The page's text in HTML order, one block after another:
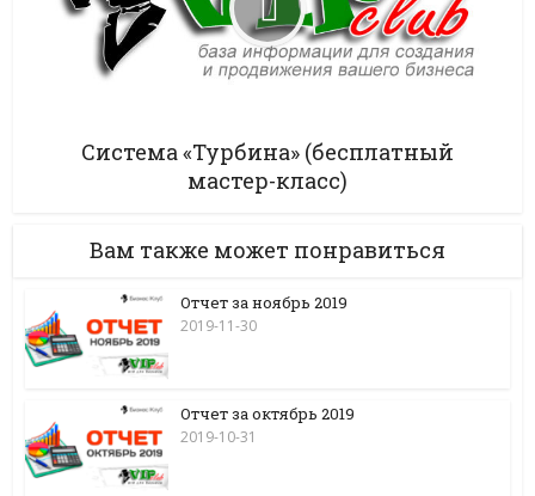
Система «Турбина» (бесплатный
мастер-класс)
Вам также может понравиться
Отчет за ноябрь 2019
2019-11-30
Отчет за октябрь 2019
2019-10-31